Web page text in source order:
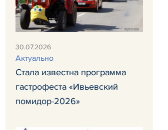
30.07.2026
Актуально
Стала известна программа
гастрофеста «Ивьевский
помидор-2026»